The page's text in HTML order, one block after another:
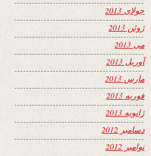
جولای 2013
ژوئن 2013
می 2013
آوریل 2013
مارس 2013
فوریه 2013
ژانویه 2013
دسامبر 2012
نوامبر 2012